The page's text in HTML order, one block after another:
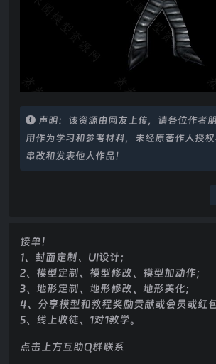
声明：该资源由网友上传，请各位作者
用作为学习和参考材料，未经原著作人授
串改和发表他人作品！
接单！
1、封面定制、UI设计；
2、模型定制、模型修改、模型加动作；
3、地形定制、地形修改、地形美化；
4、分享模型和教程奖励贡献或会员或红包
5、线上收徒、1对1教学。
点击上方互助Q群联系